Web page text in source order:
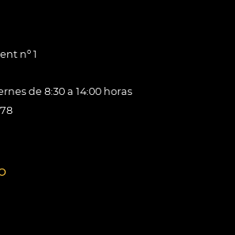
nº 1
de 8:30 a 14:00 horas